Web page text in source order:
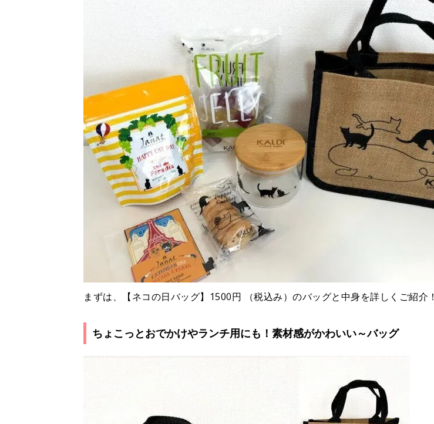
まずは、【ネコの日バッグ】1500円 （税込み）のバッグと中身を詳しくご紹介！
ちょこっとおでかけやランチ用にも！素材感がかわいい～バッグ